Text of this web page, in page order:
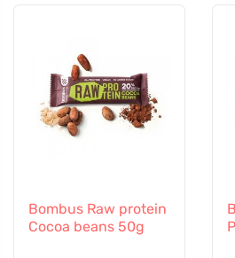
Bombus Raw protein
Cocoa beans 50g